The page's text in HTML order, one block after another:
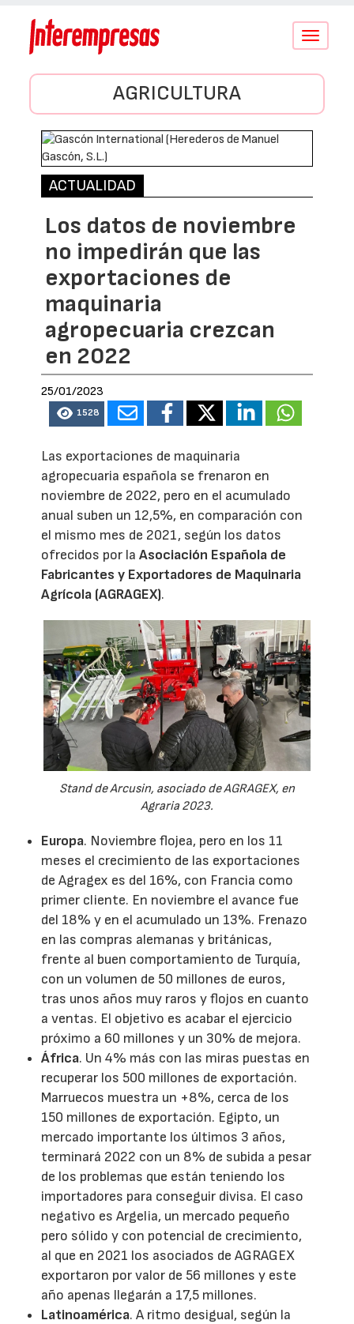
Conmutar
AGRICULTURA
ACTUALIDAD
Los datos de noviembre
no impedirán que las
exportaciones de
maquinaria
agropecuaria crezcan
en 2022
25/01/2023
1528
Las exportaciones de maquinaria
agropecuaria española se frenaron en
noviembre de 2022, pero en el acumulado
anual suben un 12,5%, en comparación con
el mismo mes de 2021, según los datos
ofrecidos por laAsociación Española de
Fabricantes y Exportadores de Maquinaria
Agrícola (AGRAGEX).
Stand de Arcusin, asociado de AGRAGEX, en
Agraria 2023.
Europa. Noviembre flojea, pero en los 11
meses el crecimiento de las exportaciones
de Agragex es del 16%, con Francia como
primer cliente. En noviembre el avance fue
del 18% y en el acumulado un 13%. Frenazo
en las compras alemanas y británicas,
frente al buen comportamiento de Turquía,
con un volumen de 50 millones de euros,
tras unos años muy raros y flojos en cuanto
a ventas. El objetivo es acabar el ejercicio
próximo a 60 millones y un 30% de mejora.
África. Un 4% más con las miras puestas en
recuperar los 500 millones de exportación.
Marruecos muestra un +8%, cerca de los
150 millones de exportación. Egipto, un
mercado importante los últimos 3 años,
terminará 2022 con un 8% de subida a pesar
de los problemas que están teniendo los
importadores para conseguir divisa. El caso
negativo es Argelia, un mercado pequeño
pero sólido y con potencial de crecimiento,
al que en 2021 los asociados de AGRAGEX
exportaron por valor de 56 millones y este
año apenas llegarán a 17,5 millones.
Latinoamérica. A ritmo desigual, según la